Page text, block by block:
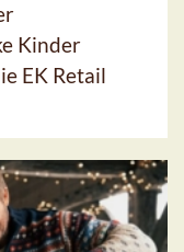
Kinder
EK Retail